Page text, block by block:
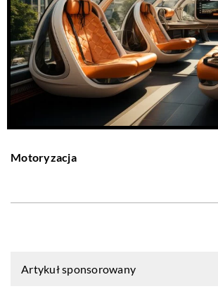
Motoryzacja
Artykuł sponsorowany